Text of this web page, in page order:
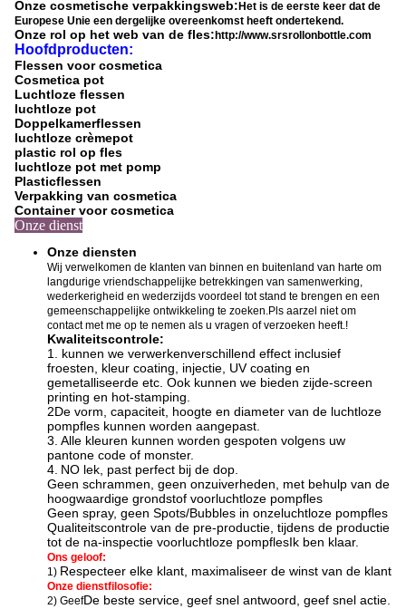
Onze cosmetische verpakkingsweb: Het is de eerste keer dat de
Europese Unie een dergelijke overeenkomst heeft ondertekend.
Onze rol op het web van de fles: http://www.srsrollonbottle.com
Hoofdproducten:
Flessen voor cosmetica
Cosmetica pot
Luchtloze flessen
luchtloze pot
Doppelkamerflessen
luchtloze crèmepot
plastic rol op fles
luchtloze pot met pomp
Plasticflessen
Verpakking van cosmetica
Container voor cosmetica
Onze dienst
Onze diensten
Wij verwelkomen de klanten van binnen en buitenland van harte om
langdurige vriendschappelijke betrekkingen van samenwerking,
wederkerigheid en wederzijds voordeel tot stand te brengen en een
gemeenschappelijke ontwikkeling te zoeken.Pls aarzel niet om
contact met me op te nemen als u vragen of verzoeken heeft.!
Kwaliteitscontrole:
1. kunnen we verwerkenverschillend effect inclusief
froesten, kleur coating, injectie, UV coating en
gemetalliseerde etc. Ook kunnen we bieden zijde-screen
printing en hot-stamping.
2De vorm, capaciteit, hoogte en diameter van de luchtloze
pompfles kunnen worden aangepast.
3. Alle kleuren kunnen worden gespoten volgens uw
pantone code of monster.
4. NO lek, past perfect bij de dop.
Geen schrammen, geen onzuiverheden, met behulp van de
hoogwaardige grondstof voorluchtloze pompfles
Geen spray, geen Spots/Bubbles in onzeluchtloze pompfles
Qualiteitscontrole van de pre-productie, tijdens de productie
tot de na-inspectie voorluchtloze pompflesIk ben klaar.
Ons geloof:
1) Respecteer elke klant, maximaliseer de winst van de klant
Onze dienstfilosofie:
2) GeefDe beste service, geef snel antwoord, geef snel actie.